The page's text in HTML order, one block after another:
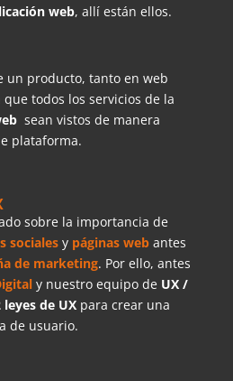
web, allí están ellos.
un producto, tanto en web
todos los servicios de la
sean vistos de manera
plataforma.
sobre la importancia de
socialesy páginas webantes
de marketing. Por ello, antes
y nuestro equipo de UX /
leyes de UXpara crear una
de usuario.